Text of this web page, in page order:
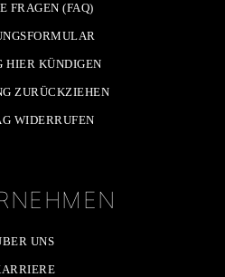
FRAGEN (FAQ)
HIER KÜNDIGEN
ZURÜCKZIEHEN
WIDERRUFEN
UNS